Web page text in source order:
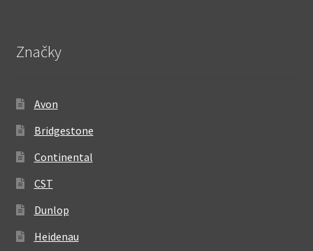
Značky
Avon
Bridgestone
Continental
CST
Dunlop
Heidenau